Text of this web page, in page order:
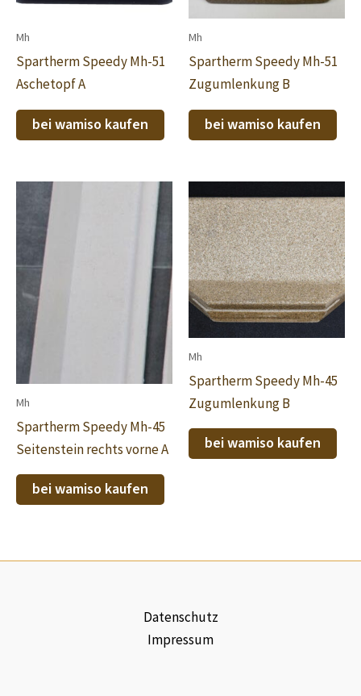
Mh
Spartherm Speedy Mh-51
Aschetopf A
bei wamiso kaufen
Mh
Spartherm Speedy Mh-51
Zugumlenkung B
bei wamiso kaufen
Mh
Spartherm Speedy Mh-45
Seitenstein rechts vorne A
bei wamiso kaufen
Mh
Spartherm Speedy Mh-45
Zugumlenkung B
bei wamiso kaufen
Datenschutz
Impressum